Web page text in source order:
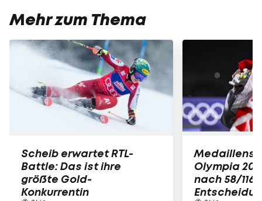
Mehr zum Thema
Scheib erwartet RTL-
Battle: Das ist ihre
größte Gold-
Konkurrentin
Olympia
nach 58/116